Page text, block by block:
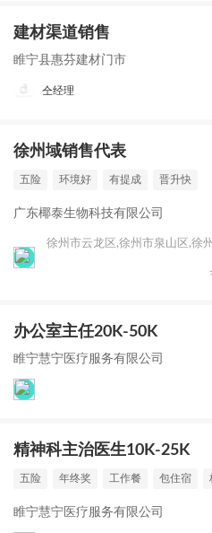
建材渠道销售
睢宁县惠芬建材门市
仝经理
徐州域销售代表
五险 环境好 有提成 晋升快
广东椰泰生物科技有限公司
徐州市云龙区,徐州市泉山区,徐
办公室主任20K-50K
睢宁慧宁医疗服务有限公司
精神科主治医生10K-25K
五险 年终奖 工作餐 包住宿
睢宁慧宁医疗服务有限公司